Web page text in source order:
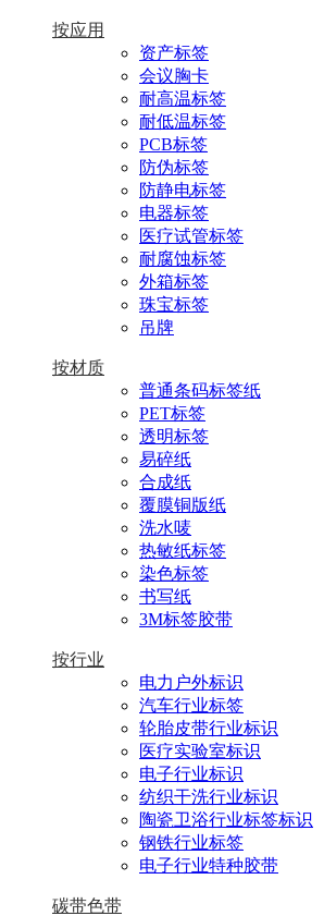
按应用
资产标签
会议胸卡
耐高温标签
耐低温标签
PCB标签
防伪标签
防静电标签
电器标签
医疗试管标签
耐腐蚀标签
外箱标签
珠宝标签
吊牌
按材质
普通条码标签纸
PET标签
透明标签
易碎纸
合成纸
覆膜铜版纸
洗水唛
热敏纸标签
染色标签
书写纸
3M标签胶带
按行业
电力户外标识
汽车行业标签
轮胎皮带行业标识
医疗实验室标识
电子行业标识
纺织干洗行业标识
陶瓷卫浴行业标签标识
钢铁行业标签
电子行业特种胶带
碳带色带